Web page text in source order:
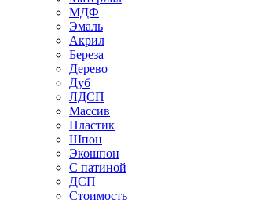
МДФ
Эмаль
Акрил
Береза
Дерево
Дуб
ЛДСП
Массив
Пластик
Шпон
Экошпон
С патиной
ДСП
Стоимость